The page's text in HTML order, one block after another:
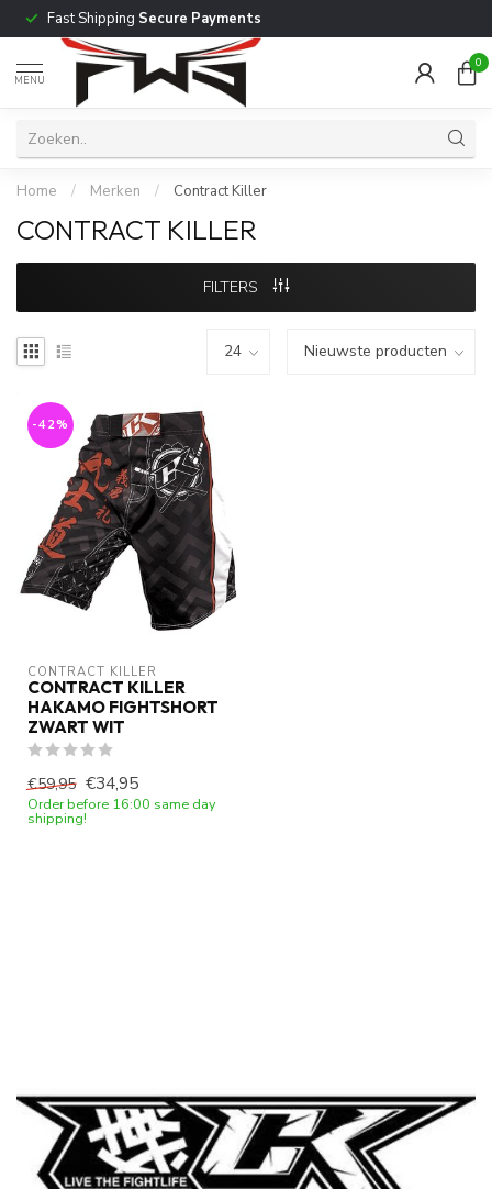
Fast Shipping Secure Payments
MENU
0
Home / Merken / Contract Killer
CONTRACT KILLER
FILTERS
-42%
CONTRACT KILLER
CONTRACT KILLER
HAKAMO FIGHTSHORT
ZWART WIT
€59,95 €34,95
Order before 16:00 same day
shipping!